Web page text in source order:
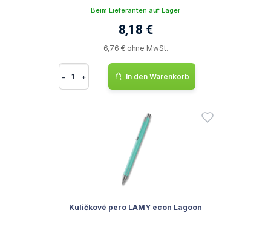
Beim Lieferanten auf Lager
8,18 €
6,76 € ohne MwSt.
- + In den Warenkorb
Kuličkové pero LAMY econ Lagoon